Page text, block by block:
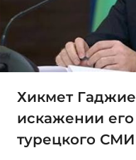
Хикмет
искажении
турецкого СМИ